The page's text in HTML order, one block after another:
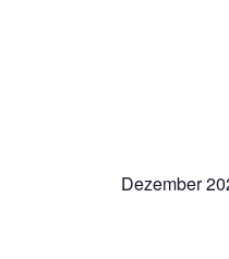
Dezember